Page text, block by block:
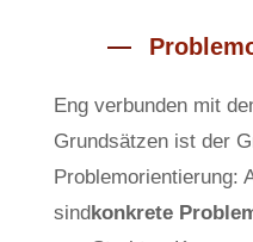
Eng verbunden mit
Grundsätzen ist der
Problemorientierung:
sindkonkrete